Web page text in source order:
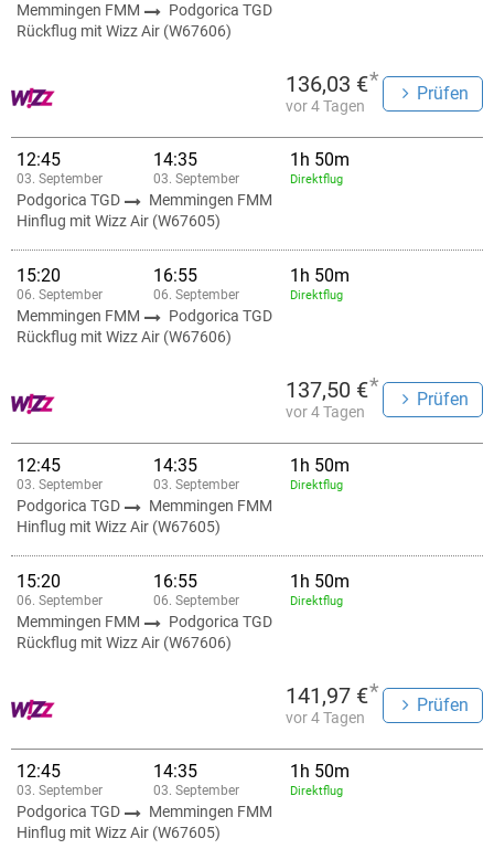
Memmingen FMM
Podgorica TGD
Rückflug mit Wizz Air (W67606)
136,03 €*
vor 4 Tagen
Prüfen
12:45
03. September
14:35
03. September
1h 50m
Direktflug
Podgorica TGD
Memmingen FMM
Hinflug mit Wizz Air (W67605)
15:20
06. September
16:55
06. September
1h 50m
Direktflug
Memmingen FMM
Podgorica TGD
Rückflug mit Wizz Air (W67606)
137,50 €*
vor 4 Tagen
Prüfen
12:45
03. September
14:35
03. September
1h 50m
Direktflug
Podgorica TGD
Memmingen FMM
Hinflug mit Wizz Air (W67605)
15:20
06. September
16:55
06. September
1h 50m
Direktflug
Memmingen FMM
Podgorica TGD
Rückflug mit Wizz Air (W67606)
141,97 €*
vor 4 Tagen
Prüfen
12:45
03. September
14:35
03. September
1h 50m
Direktflug
Podgorica TGD
Memmingen FMM
Hinflug mit Wizz Air (W67605)